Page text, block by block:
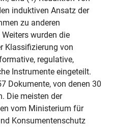
induktiven Ansatz der
zu anderen
wurden die
Klassifizierung von
regulative,
Instrumente eingeteilt.
Dokumente, von denen 30
Die meisten der
vom Ministerium für
Konsumentenschutz